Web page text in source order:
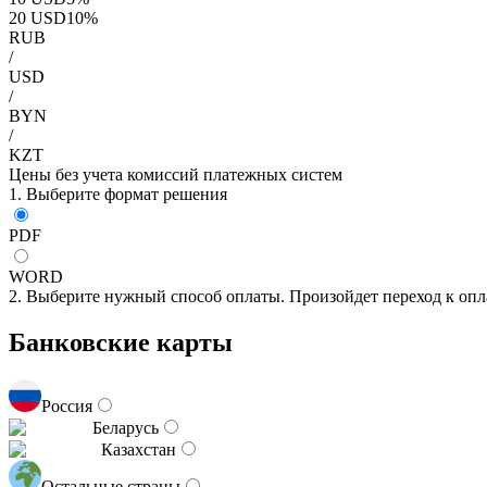
20 USD10%
RUB
/
USD
/
BYN
/
KZT
Цены без учета комиссий платежных систем
1. Выберите формат решения
PDF
WORD
2. Выберите нужный способ оплаты. Произойдет переход к
Банковские карты
Россия
Беларусь
Казахстан